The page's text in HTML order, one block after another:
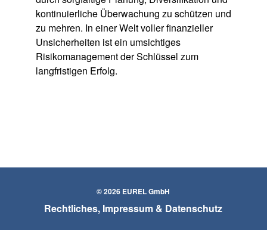
kontinuierliche Überwachung zu schützen und
zu mehren. In einer Welt voller finanzieller
Unsicherheiten ist ein umsichtiges
Risikomanagement der Schlüssel zum
langfristigen Erfolg.
© 2026 EUREL GmbH
Rechtliches, Impressum & Datenschutz